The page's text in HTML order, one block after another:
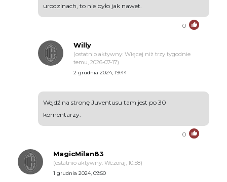
urodzinach, to nie było jak nawet.
0
Willy
(ostatnio aktywny: Więcej niż trzy tygodnie
temu, 2026-07-17)
2 grudnia 2024, 19:44
Wejdź na stronę Juventusu tam jest po 30
komentarzy.
0
MagicMilan83
(ostatnio aktywny: Wczoraj, 10:58)
1 grudnia 2024, 09:50